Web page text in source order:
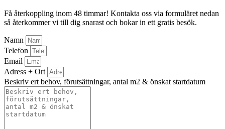
Få återkoppling inom 48 timmar! Kontakta oss via formuläret nedan
så återkommer vi till dig snarast och bokar in ett gratis besök.
Namn
Telefon
Email
Adress + Ort
Beskriv ert behov, förutsättningar, antal m2 & önskat startdatum